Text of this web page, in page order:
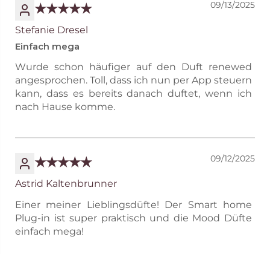
09/13/2025
Stefanie Dresel
Einfach mega
Wurde schon häufiger auf den Duft renewed
angesprochen. Toll, dass ich nun per App steuern
kann, dass es bereits danach duftet, wenn ich
nach Hause komme.
09/12/2025
Astrid Kaltenbrunner
Einer meiner Lieblingsdüfte! Der Smart home
Plug-in ist super praktisch und die Mood Düfte
einfach mega!